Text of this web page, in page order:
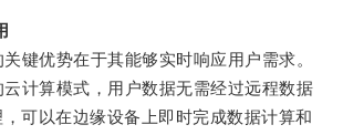
优势在于其能够实时响应用户需求。
算模式，用户数据无需经过远程数据
可以在边缘设备上即时完成数据计算和